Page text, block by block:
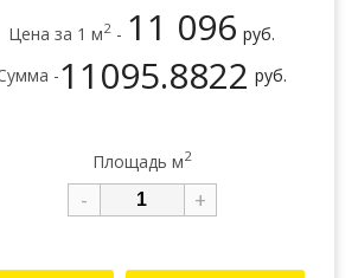
Цена за 1 м2 - 11 096 руб.
-11095.8822 руб.
Площадь м2
- +